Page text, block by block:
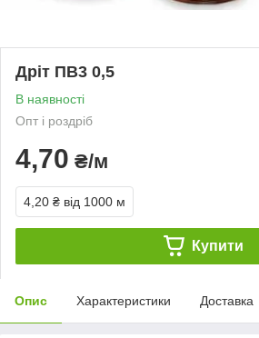
Дріт ПВ3 0,5
В наявності
Опт і роздріб
4,70 ₴/м
4,20 ₴ від 1000 м
Купити
Опис Характеристики Доставка